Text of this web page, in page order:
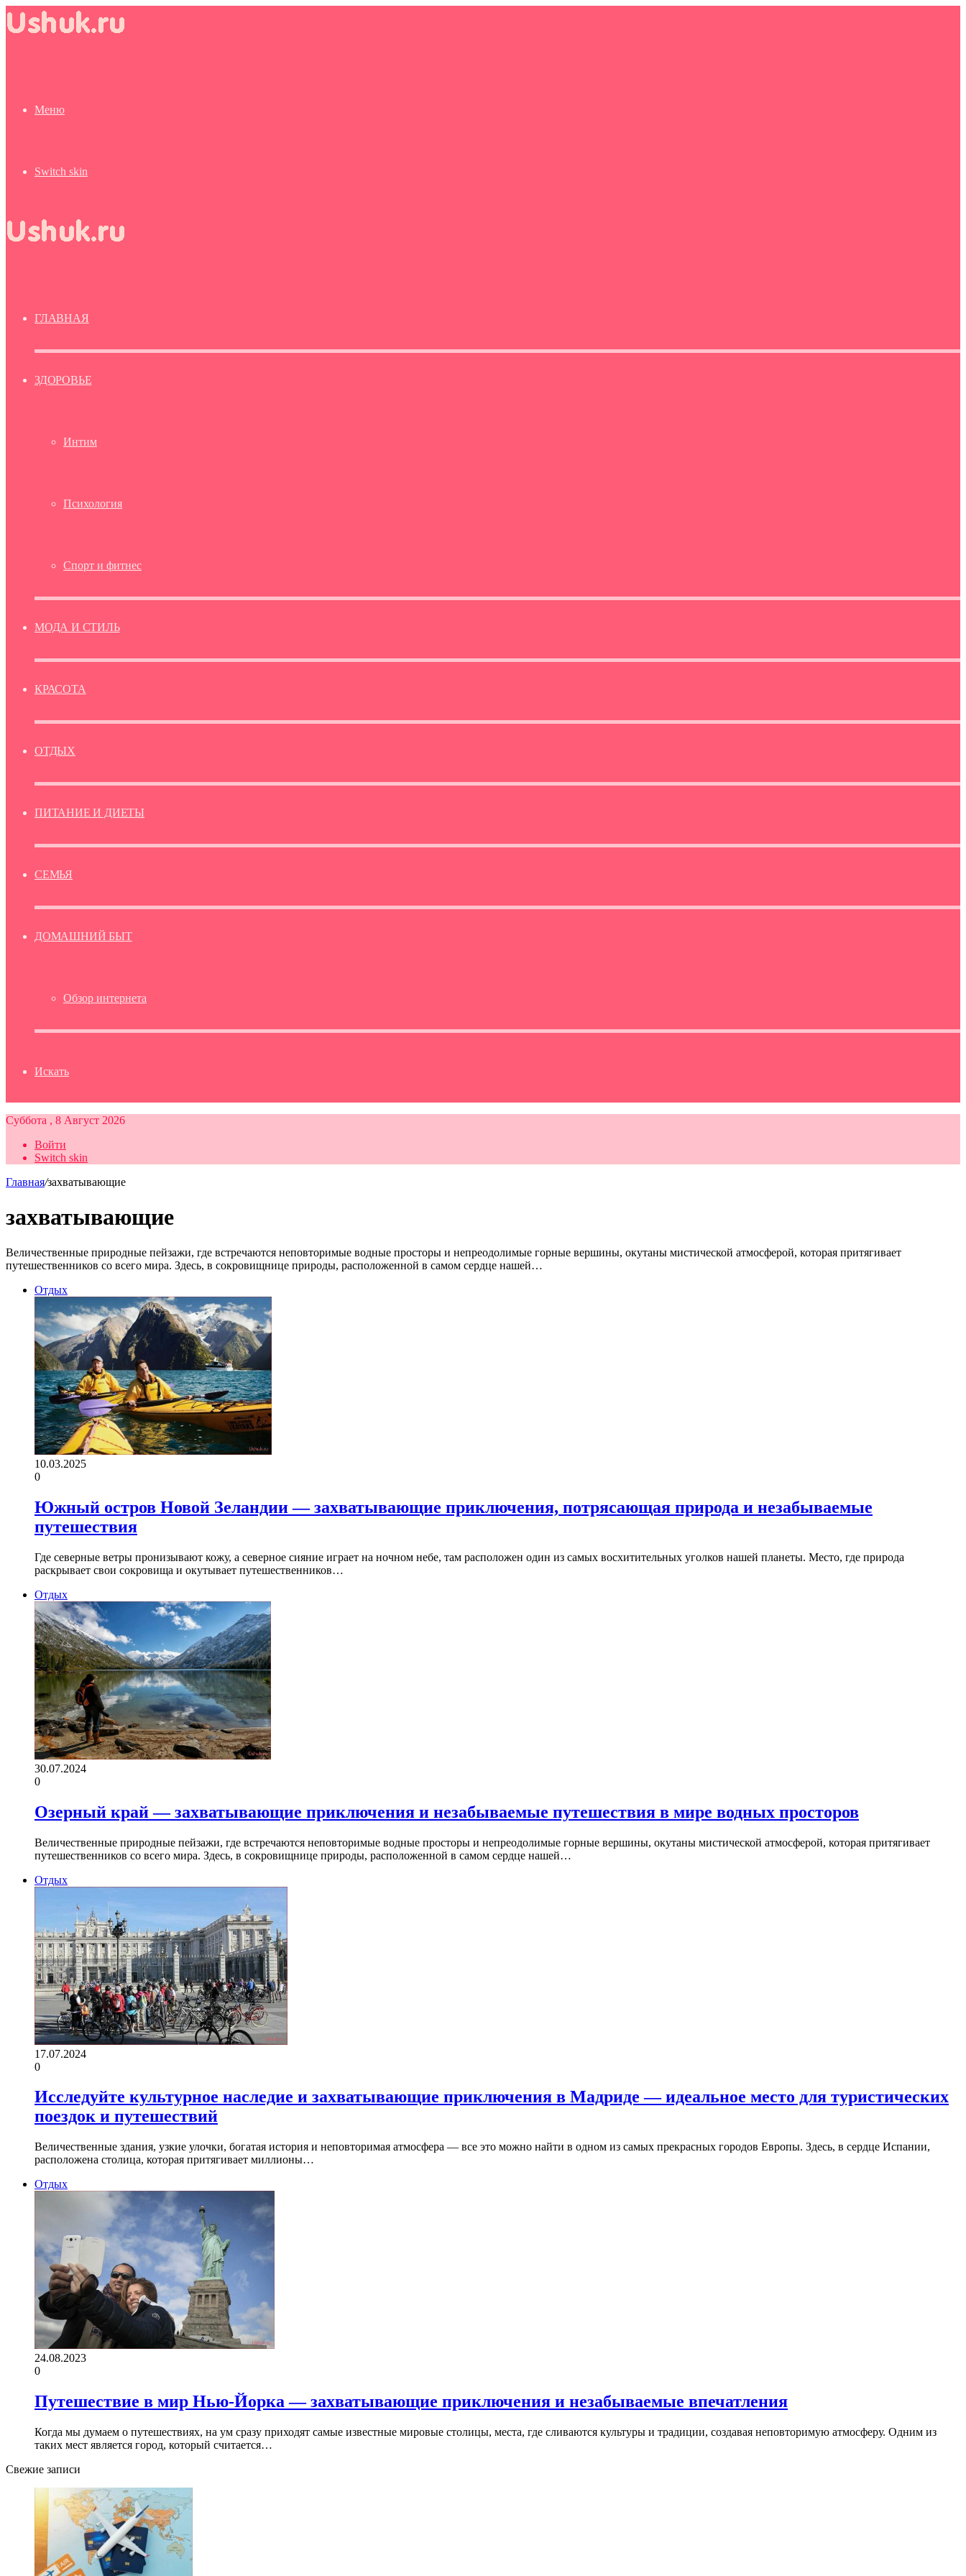
Меню
Switch skin
ГЛАВНАЯ
ЗДОРОВЬЕ
Интим
Психология
Спорт и фитнес
МОДА И СТИЛЬ
КРАСОТА
ОТДЫХ
ПИТАНИЕ И ДИЕТЫ
СЕМЬЯ
ДОМАШНИЙ БЫТ
Обзор интернета
Искать
Суббота , 8 Август 2026
Войти
Switch skin
Главная/захватывающие
захватывающие
Величественные природные пейзажи, где встречаются неповторимые водные просторы и непреодолимые горные вершины, окутаны мистической атмосферой, которая притягивает
путешественников со всего мира. Здесь, в сокровищнице природы, расположенной в самом сердце нашей…
Отдых
10.03.2025
0
Южный остров Новой Зеландии — захватывающие приключения, потрясающая природа и незабываемые
путешествия
Где северные ветры пронизывают кожу, а северное сияние играет на ночном небе, там расположен один из самых восхитительных уголков нашей планеты. Место, где природа
раскрывает свои сокровища и окутывает путешественников…
Отдых
30.07.2024
0
Озерный край — захватывающие приключения и незабываемые путешествия в мире водных просторов
Величественные природные пейзажи, где встречаются неповторимые водные просторы и непреодолимые горные вершины, окутаны мистической атмосферой, которая притягивает
путешественников со всего мира. Здесь, в сокровищнице природы, расположенной в самом сердце нашей…
Отдых
17.07.2024
0
Исследуйте культурное наследие и захватывающие приключения в Мадриде — идеальное место для туристических
поездок и путешествий
Величественные здания, узкие улочки, богатая история и неповторимая атмосфера — все это можно найти в одном из самых прекрасных городов Европы. Здесь, в сердце Испании,
расположена столица, которая притягивает миллионы…
Отдых
24.08.2023
0
Путешествие в мир Нью-Йорка — захватывающие приключения и незабываемые впечатления
Когда мы думаем о путешествиях, на ум сразу приходят самые известные мировые столицы, места, где сливаются культуры и традиции, создавая неповторимую атмосферу. Одним из
таких мест является город, который считается…
Свежие записи